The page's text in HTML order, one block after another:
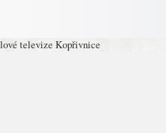
televize Kopřivnice